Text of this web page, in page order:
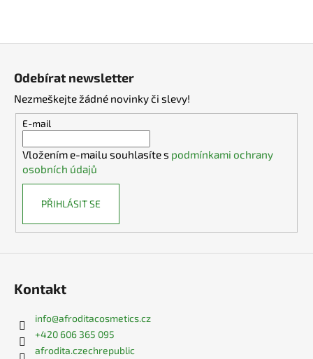
Odebírat newsletter
Nezmeškejte žádné novinky či slevy!
E-mail
Vložením e-mailu souhlasíte s podmínkami ochrany
osobních údajů
PŘIHLÁSIT SE
Kontakt
info@afroditacosmetics.cz
+420 606 365 095
afrodita.czechrepublic